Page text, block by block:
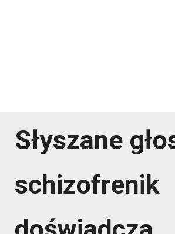
Słyszane
schizofrenik